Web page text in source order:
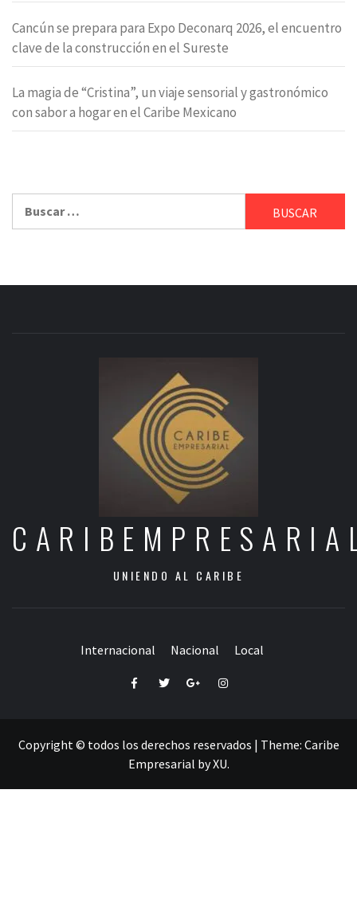
Cancún se prepara para Expo Deconarq 2026, el encuentro
clave de la construcción en el Sureste
La magia de “Cristina”, un viaje sensorial y gastronómico
con sabor a hogar en el Caribe Mexicano
UNIENDO AL CARIBE
Internacional Nacional Local
FacebookTwitterGoogle+Instagram
Copyright © todos los derechos reservados | Theme: Caribe
Empresarial byXU.